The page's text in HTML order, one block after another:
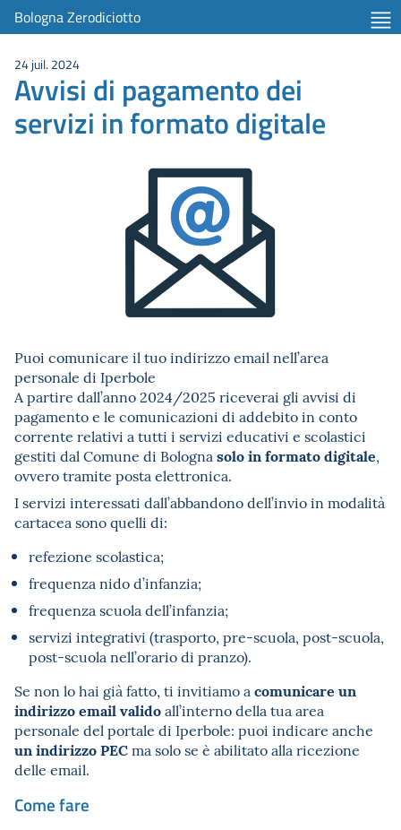
Bologna Zerodiciotto
24 juil. 2024
Avvisi di pagamento dei
servizi in formato digitale
Puoi comunicare il tuo indirizzo email nell’area
personale di Iperbole
A partire dall’anno 2024/2025 riceverai gli avvisi di
pagamento e le comunicazioni di addebito in conto
corrente relativi a tutti i servizi educativi e scolastici
gestiti dal Comune di Bolognasolo in formato digitale,
ovvero tramite posta elettronica.
I servizi interessati dall’abbandono dell’invio in modalità
cartacea sono quelli di:
refezione scolastica;
frequenza nido d’infanzia;
frequenza scuola dell’infanzia;
servizi integrativi (trasporto, pre-scuola, post-scuola,
post-scuola nell’orario di pranzo).
Se non lo hai già fatto, ti invitiamo acomunicare un
indirizzo email validoall’interno della tua area
personale del portale di Iperbole: puoi indicare anche
un indirizzo PECma solo se è abilitato alla ricezione
delle email.
Come fare